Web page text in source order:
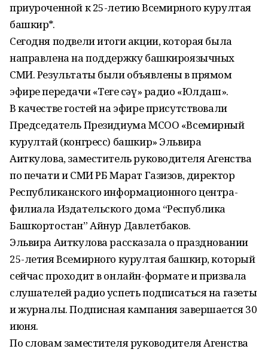
приуроченной к 25-летию Всемирного курултая
башкир*.
Сегодня подвели итоги акции, которая была
направлена на поддержку башкироязычных
СМИ. Результаты были объявлены в прямом
эфире передачи «Теге өсәү» радио «Юлдаш».
В качестве гостей на эфире присутствовали
Председатель Президиума МСОО «Всемирный
курултай (конгресс) башкир» Эльвира
Аиткулова, заместитель руководителя Агенства
по печати и СМИ РБ Марат Газизов, директор
Республиканского информационного центра-
филиала Издательского дома “Республика
Башкортостан” Айнур Давлетбаков.
Эльвира Аиткулова рассказала о праздновании
25-летия Всемирного курултая башкир, который
сейчас проходит в онлайн-формате и призвала
слушателей радио успеть подписаться на газеты
и журналы. Подписная кампания завершается 30
июня.
По словам заместителя руководителя Агенства